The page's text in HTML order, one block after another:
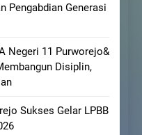
Pengabdian Generasi
Negeri 11 Purworejo&
Disiplin,
Sukses Gelar LPBB